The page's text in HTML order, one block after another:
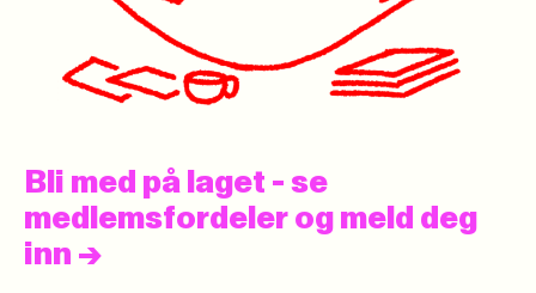
Bli med på laget - se
medlemsfordeler og meld deg
inn ->